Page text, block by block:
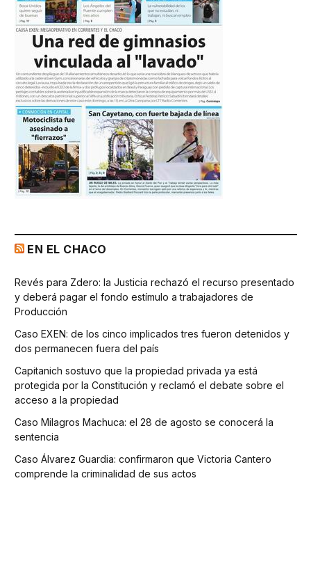
EN EL CHACO
Revés para Zdero: la Justicia rechazó el recurso presentado
y deberá pagar el fondo estímulo a trabajadores de
Producción
Caso EXEN: de los cinco implicados tres fueron detenidos y
dos permanecen fuera del país
Capitanich sostuvo que la propiedad privada ya está
protegida por la Constitución y reclamó el debate sobre el
acceso a la propiedad
Caso Milagros Machuca: el 28 de agosto se conocerá la
sentencia
Caso Álvarez Guardia: confirmaron que Victoria Cantero
comprende la criminalidad de sus actos